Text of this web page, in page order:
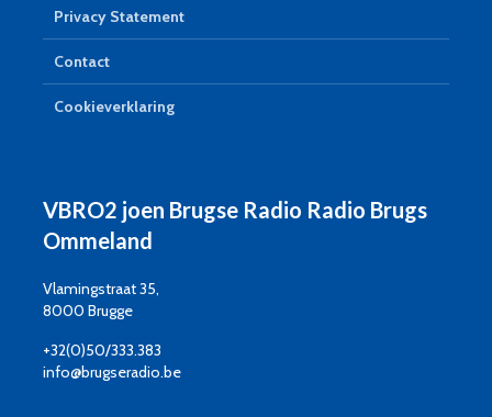
Privacy Statement
Contact
Cookieverklaring
VBRO2 joen Brugse Radio Radio Brugs
Ommeland
Vlamingstraat 35,
8000 Brugge
+32(0)50/333.383
info@brugseradio.be